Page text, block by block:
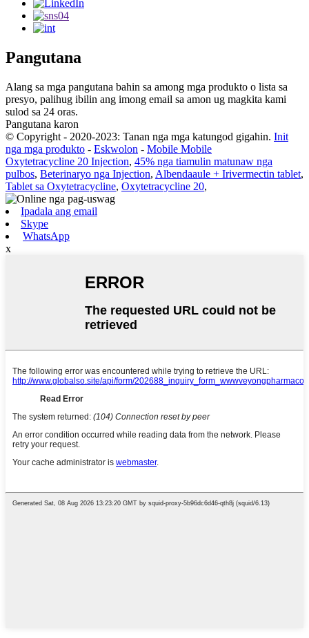
Pangutana
Alang sa mga pangutana bahin sa among mga produkto o lista sa
presyo, palihug ibilin ang imong email sa amon ug magkita kami
sulod sa 24 oras.
Pangutana karon
© Copyright - 2020-2023: Tanan nga mga katungod gigahin. Init
nga mga produkto - Eskwolon - Mobile Mobile
Oxytetracycline 20 Injection, 45% nga tiamulin matunaw nga
pulbos, Beterinaryo nga Injection, Albendaaule + Irivermectin tablet,
Tablet sa Oxytetracycline, Oxytetracycline 20,
Ipadala ang email
Skype
WhatsApp
x